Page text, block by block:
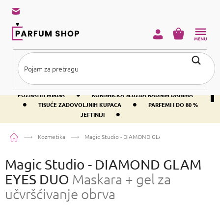
sadržaj
BESPLATNA DOSTAVA IZNAD PRIBLIŽNO 37 € •
400+ SVJETSKI
POZNATIH MIRISA
• KORISNIČKA SLUŽBA RADNIM DANIMA
• TISUĆE ZADOVOLJNIH KUPACA •
PARFEMI I DO 80 %
JEFTINIJI
•
KOŠARICA
PočetnaKozmetika Magic Studio - DIAMOND GLAM EYES DUO
Magic Studio - DIAMOND GLAM
EYES DUO Maskara + gel za
učvršćivanje obrva